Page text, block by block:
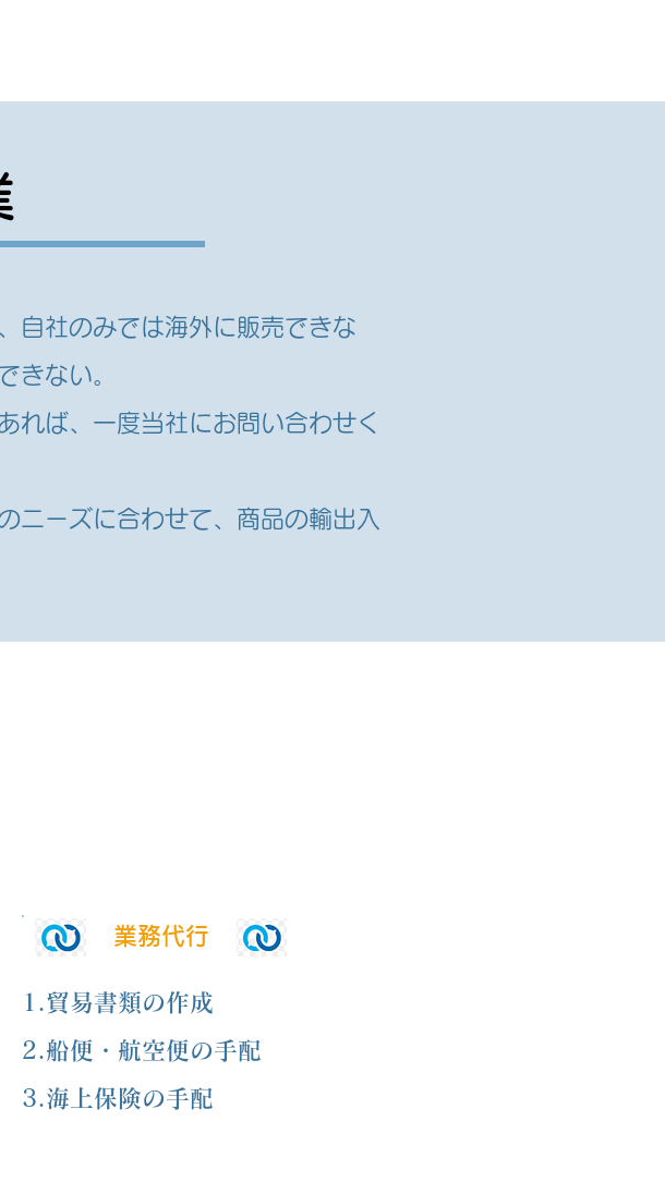
自社のみでは海外に販売できな
きない。
れば、一度当社にお問い合わせく
ニーズに合わせて、商品の輸出入
​業務代行
1.貿易書類の作成
2.船便・航空便の手配
3.海上保険の手配